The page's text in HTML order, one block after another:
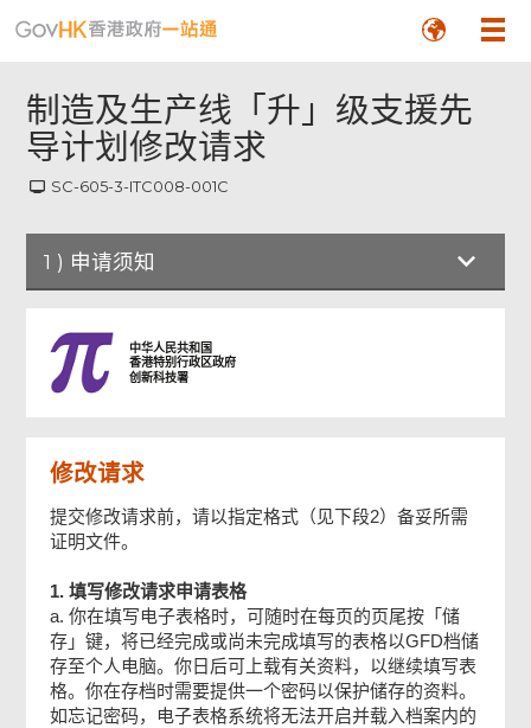
制造及生产线「升」级支援先
导计划修改请求
SC-605-3-ITC008-001C
1 ) 申请须知
申请须知
甲部：申请企业资料
乙部：修改及理据
检查及确认
确认通知书
中华人民共和国
香港特别行政区政府
创新科技署
修改请求
提交修改请求前，请以指定格式（见下段2）备妥所需
证明文件。
1. 填写修改请求申请表格
a. 你在填写电子表格时，可随时在每页的页尾按「储
存」键，将已经完成或尚未完成填写的表格以GFD档储
存至个人电脑。你日后可上载有关资料，以继续填写表
格。你在存档时需要提供一个密码以保护储存的资料。
如忘记密码，电子表格系统将无法开启并载入档案内的